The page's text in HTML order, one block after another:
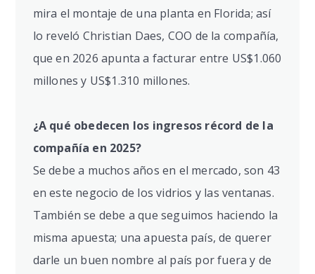
mira el montaje de una planta en Florida; así
lo reveló Christian Daes, COO de la compañía,
que en 2026 apunta a facturar entre US$1.060
millones y US$1.310 millones.
¿A qué obedecen los ingresos récord de la
compañía en 2025?
Se debe a muchos años en el mercado, son 43
en este negocio de los vidrios y las ventanas.
También se debe a que seguimos haciendo la
misma apuesta; una apuesta país, de querer
darle un buen nombre al país por fuera y de